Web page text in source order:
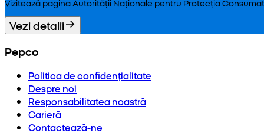
Vizitează pagina Autorității Naționale pentru Protecția
Vezi detalii
Pepco
Politica de confidențialitate
Despre noi
Responsabilitatea noastră
Carieră
Contactează-ne